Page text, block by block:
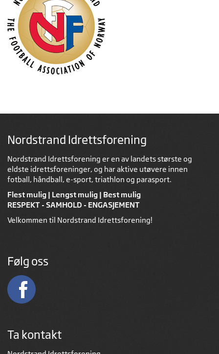
Nordstrand Idrettsforening
Nordstrand Idrettsforening er en av landets største og
eldste idrettsforeninger, og har aktive utøvere innen
fotball, håndball, e-sport, triathlon og parasport.
Flest mulig | Lengst mulig | Best mulig
RESPEKT - SAMHOLD - ENGASJEMENT
Velkommen til Nordstrand Idrettsforening!
Følg oss
Ta kontakt